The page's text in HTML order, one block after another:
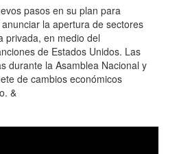
pasos en su plan para
la apertura de sectores
privada, en medio del
de Estados Unidos. Las
durante la Asamblea Nacional y
de cambios económicos
&